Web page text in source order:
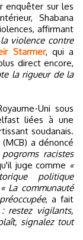
enquêter sur les
Shabana
affirmant
violence contre
Starmer, qui a
direct encore,
la rigueur de la
Uni sous
liées à une
soudanais.
a dénoncé
racistes
juge comme «
politique
« La communauté
, a fait
restez vigilants,
signalez tout